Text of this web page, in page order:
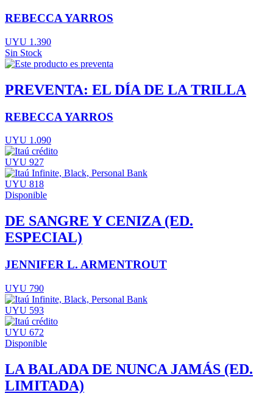
REBECCA YARROS
UYU 1.390
Sin Stock
PREVENTA: EL DÍA DE LA TRILLA
REBECCA YARROS
UYU 1.090
UYU 927
UYU 818
Disponible
DE SANGRE Y CENIZA (ED.
ESPECIAL)
JENNIFER L. ARMENTROUT
UYU 790
UYU 593
UYU 672
Disponible
LA BALADA DE NUNCA JAMÁS (ED.
LIMITADA)